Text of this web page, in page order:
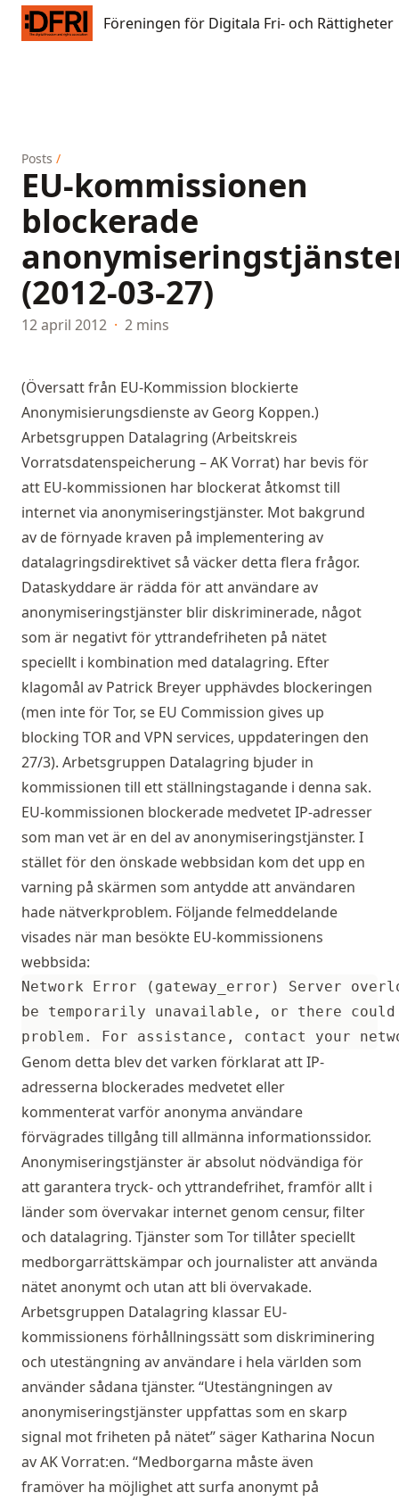
Föreningen för Digitala Fri- och Rättigheter
Föreningen för Digitala Fri- och Rättigheter
Posts /
EU-kommissionen
blockerade
(2012-03-27)
12 april 2012 · 2 mins
(Översatt från EU-Kommission blockierte
Anonymisierungsdiensteav Georg Koppen.)
Arbetsgruppen Datalagring (Arbeitskreis
Vorratsdatenspeicherung – AK Vorrat) har bevis för
att EU-kommissionen har blockerat åtkomst till
internet via anonymiseringstjänster. Mot bakgrund
av de förnyade kraven på implementering av
datalagringsdirektivet så väcker detta flera frågor.
Dataskyddare är rädda för att användare av
anonymiseringstjänster blir diskriminerade, något
som är negativt för yttrandefriheten på nätet
speciellt i kombination med datalagring. Efter
klagomål av Patrick Breyer upphävdes blockeringen
(men inte för Tor, se EU Commission gives up
blocking TOR and VPN services, uppdateringen den
27/3). Arbetsgruppen Datalagring bjuder in
kommissionen till ett ställningstagande i denna sak.
EU-kommissionen blockerade medvetet IP-adresser
som man vet är en del av anonymiseringstjänster. I
stället för den önskade webbsidan kom det upp en
varning på skärmen som antydde att användaren
hade nätverkproblem. Följande felmeddelande
visades när man besökte EU-kommissionens
webbsida:
problem. For assistance, contact your
Genom detta blev det varken förklarat att IP-
adresserna blockerades medvetet eller
kommenterat varför anonyma användare
förvägrades tillgång till allmänna informationssidor.
Anonymiseringstjänster är absolut nödvändiga för
att garantera tryck- och yttrandefrihet, framför allt i
länder som övervakar internet genom censur, filter
och datalagring. Tjänster som Tor tillåter speciellt
medborgarrättskämpar och journalister att använda
nätet anonymt och utan att bli övervakade.
Arbetsgruppen Datalagring klassar EU-
kommissionens förhållningssätt som diskriminering
och utestängning av användare i hela världen som
använder sådana tjänster. “Utestängningen av
anonymiseringstjänster uppfattas som en skarp
signal mot friheten på nätet” säger Katharina Nocun
av AK Vorrat:en. “Medborgarna måste även
framöver ha möjlighet att surfa anonymt på